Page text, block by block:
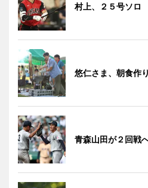
村上、２５号ソロ
悠仁さま、朝食作
青森山田が２回戦